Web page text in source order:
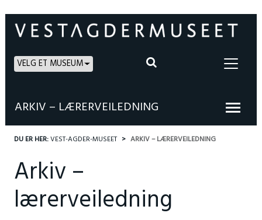
VELG ET MUSEUM
ARKIV – LÆRERVEILEDNING
DU ER HER:VEST-AGDER-MUSEET ARKIV – LÆRERVEILEDNING
Arkiv –
lærerveiledning